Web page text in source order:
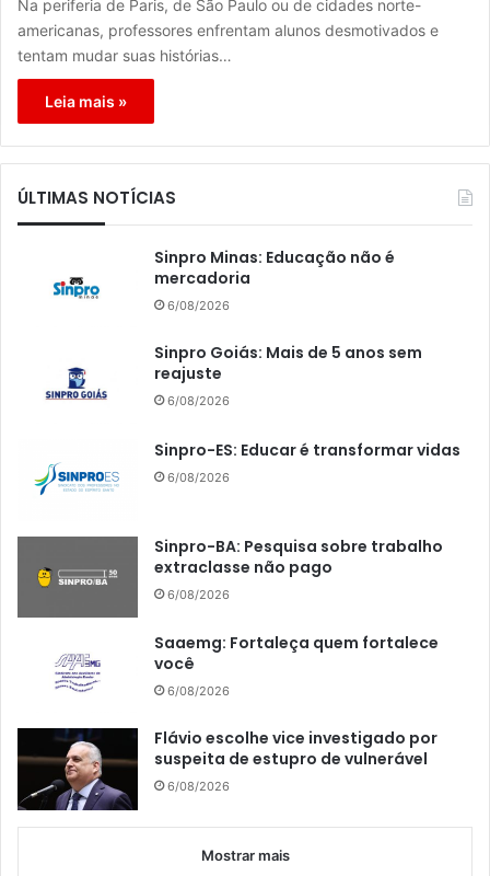
Na periferia de Paris, de São Paulo ou de cidades norte-
americanas, professores enfrentam alunos desmotivados e
tentam mudar suas histórias…
Leia mais »
ÚLTIMAS NOTÍCIAS
Sinpro Minas: Educação não é
mercadoria
6/08/2026
Sinpro Goiás: Mais de 5 anos sem
reajuste
6/08/2026
Sinpro-ES: Educar é transformar vidas
6/08/2026
Sinpro-BA: Pesquisa sobre trabalho
extraclasse não pago
6/08/2026
Saaemg: Fortaleça quem fortalece
você
6/08/2026
Flávio escolhe vice investigado por
suspeita de estupro de vulnerável
6/08/2026
Mostrar mais